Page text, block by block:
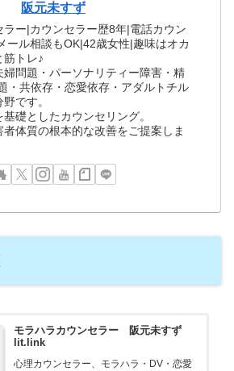
阪元未すず
ラー|カウンセラー歴8年|電話カウン
ール相談もOK|42歳女性|趣味はオカ
筋トレ♪
婦問題・パーソナリティー障害・精
・共依存・恋愛依存・アダルトチル
です。
礎としたカウンセリング。
体質の根本的な改善をご提案しま
モラハラカウンセラー 阪元未すず
lit.link
心理カウンセラー、モラハラ・DV・恋愛